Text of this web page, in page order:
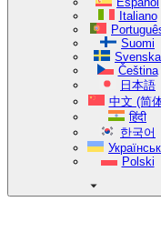
Italiano
Suomi
Svenska
Čeština
日本語
中文 (简
हिंदी
한국어
Polski